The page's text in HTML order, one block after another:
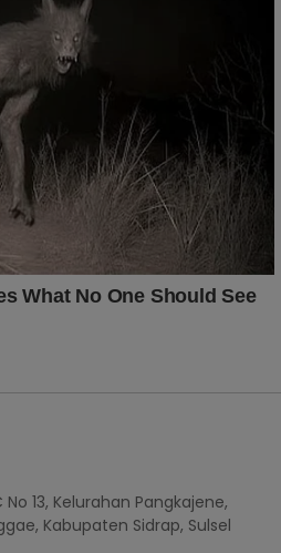
No 13, Kelurahan Pangkajene,
Kabupaten Sidrap, Sulsel